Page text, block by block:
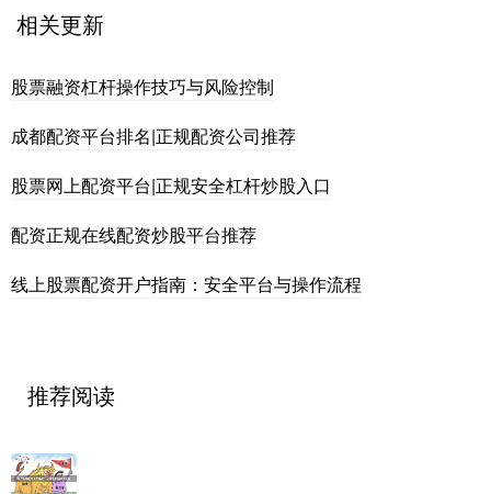
相关更新
股票融资杠杆操作技巧与风险控制
成都配资平台排名|正规配资公司推荐
股票网上配资平台|正规安全杠杆炒股入口
配资正规在线配资炒股平台推荐
线上股票配资开户指南：安全平台与操作流程
推荐阅读